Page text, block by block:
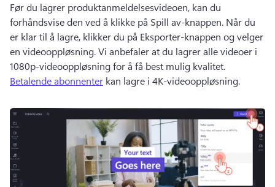
Før du lagrer produktanmeldelsesvideoen, kan du
forhåndsvise den ved å klikke på Spill av-knappen. Når du
er klar til å lagre, klikker du på Eksporter-knappen og velger
en videooppløsning. Vi anbefaler at du lagrer alle videoer i
1080p-videooppløsning for å få best mulig kvalitet.
Betalende abonnenter kan lagre i 4K-videooppløsning.